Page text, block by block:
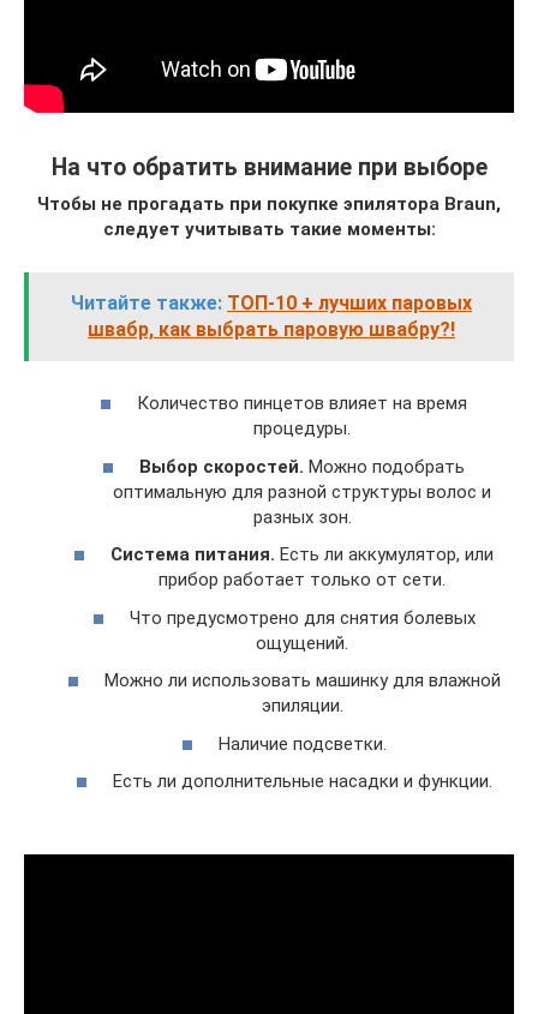
На что обратить внимание при выборе
Чтобы не прогадать при покупке эпилятора Braun,
следует учитывать такие моменты:
Читайте также: ТОП-10 + лучших паровых
швабр, как выбрать паровую швабру?!
Количество пинцетов влияет на время
процедуры.
Выбор скоростей. Можно подобрать
оптимальную для разной структуры волос и
разных зон.
Система питания. Есть ли аккумулятор, или
прибор работает только от сети.
Что предусмотрено для снятия болевых
ощущений.
Можно ли использовать машинку для влажной
эпиляции.
Наличие подсветки.
Есть ли дополнительные насадки и функции.